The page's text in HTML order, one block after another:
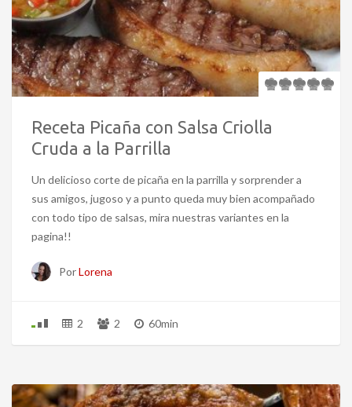
Receta Picaña con Salsa Criolla
Cruda a la Parrilla
Un delicioso corte de picaña en la parrilla y sorprender a
sus amigos, jugoso y a punto queda muy bien acompañado
con todo tipo de salsas, mira nuestras variantes en la
pagina!!
PorLorena
2 2 60min